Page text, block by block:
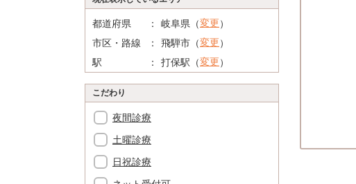
都道府県 岐阜県（変更）
市区・路線
飛騨市（変更）
駅
打保駅（変更）
こだわり
夜間診療
土曜診療
日祝診療